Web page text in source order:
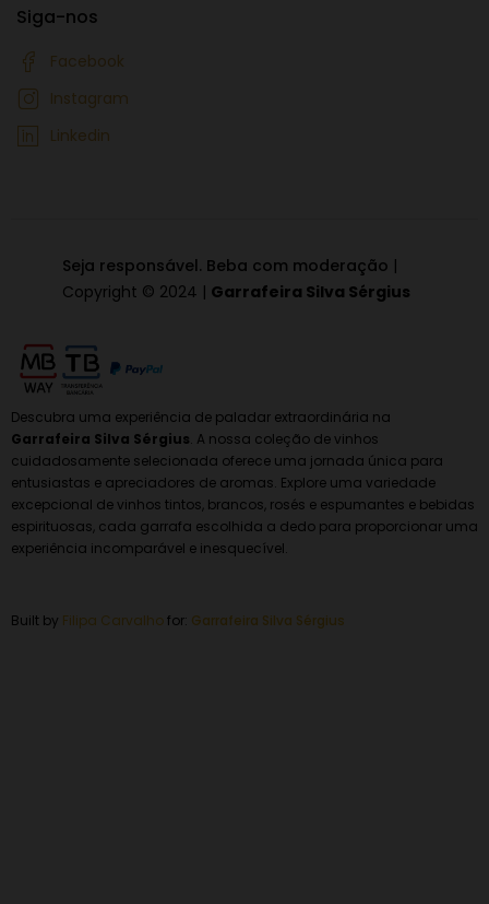
Siga-nos
Facebook
Instagram
Linkedin
Seja responsável. Beba com moderação |
Copyright © 2024 | Garrafeira Silva Sérgius
Descubra uma experiência de paladar extraordinária na
Garrafeira Silva Sérgius. A nossa coleção de vinhos
cuidadosamente selecionada oferece uma jornada única para
entusiastas e apreciadores de aromas. Explore uma variedade
excepcional de vinhos tintos, brancos, rosés e espumantes e bebidas
espirituosas, cada garrafa escolhida a dedo para proporcionar uma
experiência incomparável e inesquecível.
Built by Filipa Carvalhofor: Garrafeira Silva Sérgius